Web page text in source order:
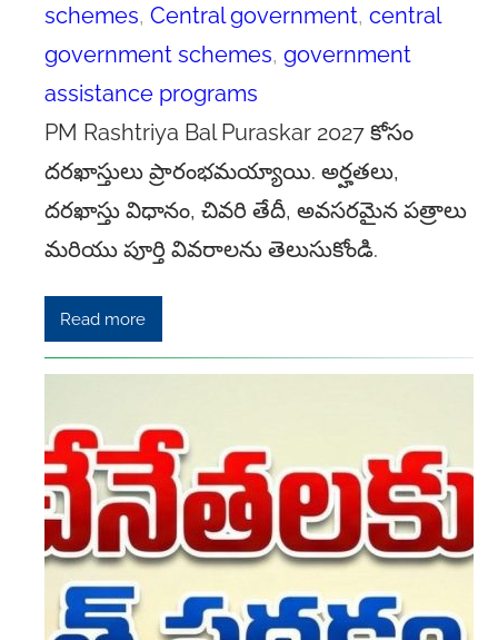
schemes, Central government, central
government schemes, government
assistance programs
PM Rashtriya Bal Puraskar 2027 కోసం
దరఖాస్తులు ప్రారంభమయ్యాయి. అర్హతలు,
దరఖాస్తు విధానం, చివరి తేదీ, అవసరమైన పత్రాలు
మరియు పూర్తి వివరాలను తెలుసుకోండి.
Read more